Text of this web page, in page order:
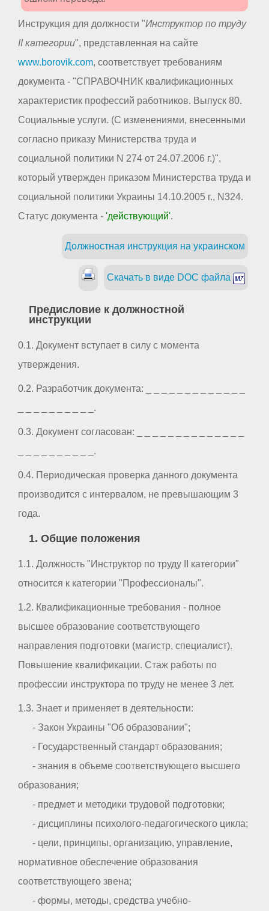
Инструкция для должности "Инструктор по труду
II категории", представленная на сайте
www.borovik.com, соответствует требованиям
документа - "СПРАВОЧНИК квалификационных
характеристик профессий работников. Выпуск 80.
Социальные услуги. (С изменениями, внесенными
согласно приказу Министерства труда и
социальной политики N 274 от 24.07.2006 г.)",
который утвержден приказом Министерства труда и
социальной политики Украины 14.10.2005 г., N324.
Статус документа - 'действующий'.
Должностная инструкция на украинском
Скачать в виде DOC файла
Предисловие к должностной
инструкции
0.1. Документ вступает в силу с момента
утверждения.
0.2. Разработчик документа: _ _ _ _ _ _ _ _ _ _ _ _ _
_ _ _ _ _ _ _ _ _ _.
0.3. Документ согласован: _ _ _ _ _ _ _ _ _ _ _ _ _ _
_ _ _ _ _ _ _ _ _ _.
0.4. Периодическая проверка данного документа
производится с интервалом, не превышающим 3
года.
1. Общие положения
1.1. Должность "Инструктор по труду II категории"
относится к категории "Профессионалы".
1.2. Квалификационные требования - полное
высшее образование соответствующего
направления подготовки (магистр, специалист).
Повышение квалификации. Стаж работы по
профессии инструктора по труду не менее 3 лет.
1.3. Знает и применяет в деятельности:
- Закон Украины "Об образовании";
- Государственный стандарт образования;
- знания в объеме соответствующего высшего
образования;
- предмет и методики трудовой подготовки;
- дисциплины психолого-педагогического цикла;
- цели, принципы, организацию, управление,
нормативное обеспечение образования
соответствующего звена;
- формы, методы, средства учебно-